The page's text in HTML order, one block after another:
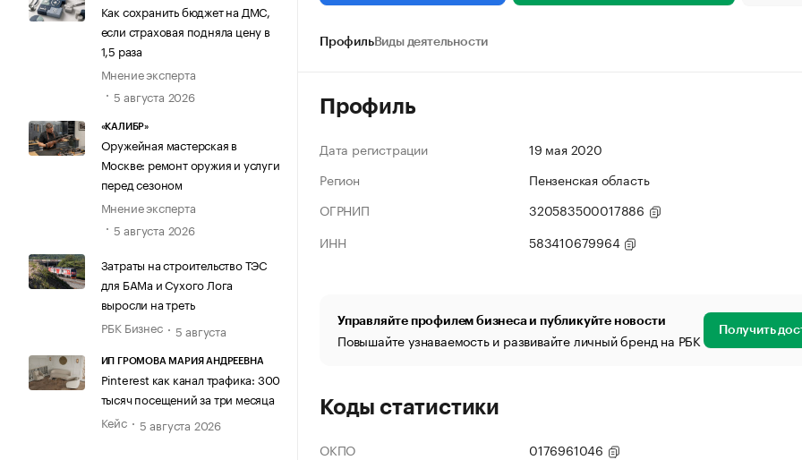
Как сохранить бюджет на ДМС,
если страховая подняла цену в
1,5 раза
Мнение эксперта
5 августа 2026
«КАЛИБР»
Оружейная мастерская в
Москве: ремонт оружия и услуги
перед сезоном
Мнение эксперта
5 августа 2026
Затраты на строительство ТЭС
для БАМа и Сухого Лога
выросли на треть
РБК Бизнес
5 августа
ИП ГРОМОВА МАРИЯ АНДРЕЕВНА
Pinterest как канал трафика: 300
тысяч посещений за три месяца
Кейс
5 августа 2026
ПрофильВиды деятельности
Профиль
Дата регистрации
19 мая 2020
Регион
Пензенская область
ОГРНИП
320583500017886
ИНН
583410679964
Управляйте профилем бизнеса и публикуйте новости
Повышайте узнаваемость и развивайте личный бренд на РБК Получить
Коды статистики
ОКПО
0176961046